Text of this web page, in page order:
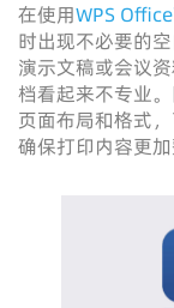
在使用WPS
时出现不必要的
演示文稿或会议
档看起来不专业
页面布局和格式
确保打印内容更加